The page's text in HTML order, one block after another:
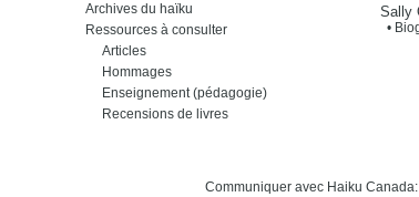
Archives du haïku
Ressources à consulter
Articles
Hommages
Enseignement (pédagogie)
Recensions de livres
Sally
•
Communiquer avec Haiku